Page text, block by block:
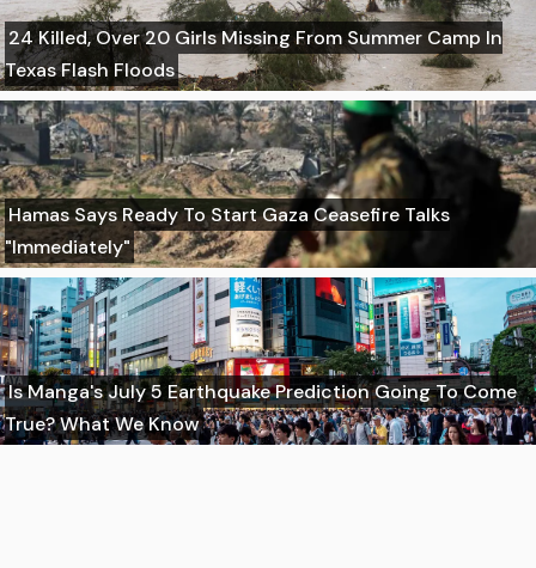
24 Killed, Over 20 Girls Missing From Summer Camp In
Texas Flash Floods
Hamas Says Ready To Start Gaza Ceasefire Talks
"Immediately"
Is Manga's July 5 Earthquake Prediction Going To Come
True? What We Know